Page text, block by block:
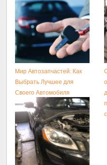
Мир Автозапчастей: Как
Выбрать Лучшее для
Своего Автомобиля